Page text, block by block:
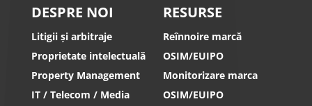
DESPRE NOI
Litigii și arbitraje
Proprietate intelectuală
Property Management
IT / Telecom / Media
RESURSE
Reînnoire marcă
OSIM/EUIPO
Monitorizare marca
OSIM/EUIPO